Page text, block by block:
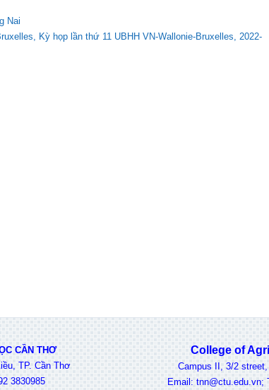
Nai
Kỳ họp lần thứ 11 UBHH VN-Wallonie-Bruxelles, 2022-
CẦN THƠ
TP. Cần Thơ
3830985
College of
Campus II, 3/2 street,
Email: tnn@ctu.edu.vn;